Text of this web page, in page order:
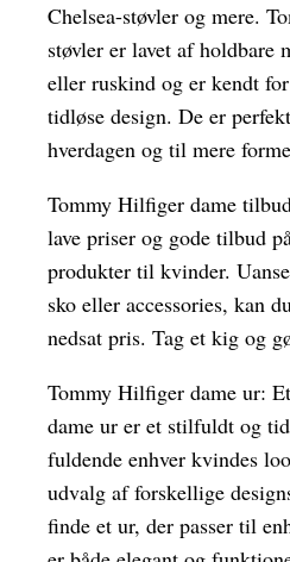
Chelsea-støvler og mere.
støvler er lavet af holdbare
eller ruskind og er kendt
tidløse design. De er
hverdagen og til mere
Tommy Hilfiger dame
lave priser og gode tilbud
produkter til kvinder.
sko eller accessories, kan
nedsat pris. Tag et kig og
Tommy Hilfiger dame ur:
dame ur er et stilfuldt og
fuldende enhver kvindes
udvalg af forskellige
finde et ur, der passer til